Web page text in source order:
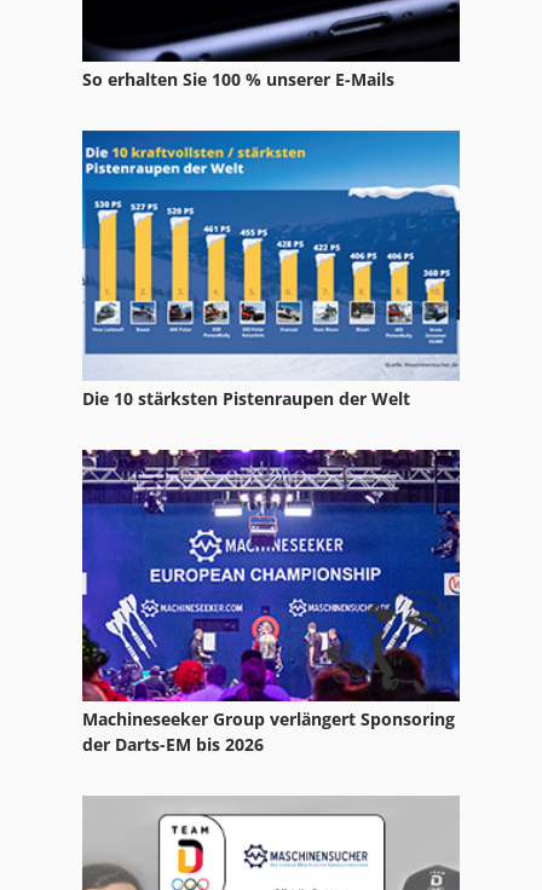
Bohrerschleifmaschine
Kellenberg
Kellenberger
Velox
Voest Alpin
So erhalten Sie 100 % unserer E-Mails
Die 10 stärksten Pistenraupen der Welt
Machineseeker Group verlängert Sponsoring
der Darts-EM bis 2026